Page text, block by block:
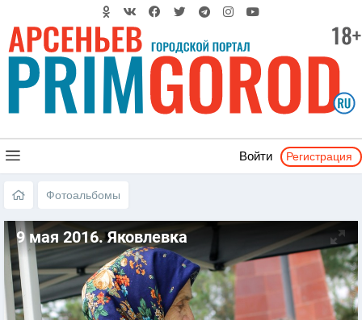
Войти Регистрация
Фотоальбомы
9 мая 2016. Яковлевка